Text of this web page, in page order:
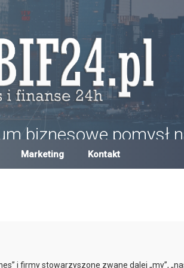
biznesowe pomysł
i finansowe, pomysły na biznes,
Marketing Kontakt
i firmy stowarzyszone zwane dalej „my”,